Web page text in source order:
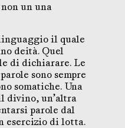
un una
il quale
deità. Quel
di dichiarare. Le
sono sempre
somatiche. Una
divino, un’altra
parole dal
esercizio di lotta.